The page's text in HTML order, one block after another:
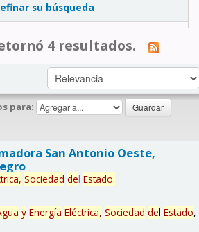
su búsqueda
4 resultados.
para:
San Antonio Oeste,
Sociedad del Estado.
y Energía Eléctrica, Sociedad del Estado,